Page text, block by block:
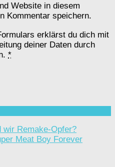
Website in diesem
Kommentar speichern.
erklärst du dich mit
deiner Daten durch
*
wir Remake-Opfer?
Meat Boy Forever